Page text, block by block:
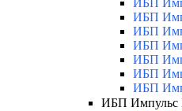
ИБП
ИБП
ИБП
ИБП
ИБП
ИБП
ИБП
ИБП Импульс